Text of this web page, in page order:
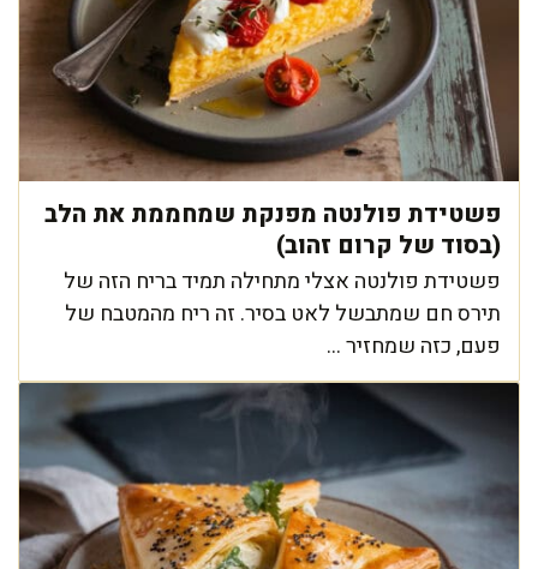
פשטידת פולנטה מפנקת שמחממת את הלב
(בסוד של קרום זהוב)
פשטידת פולנטה אצלי מתחילה תמיד בריח הזה של
תירס חם שמתבשל לאט בסיר. זה ריח מהמטבח של
פעם, כזה שמחזיר ...